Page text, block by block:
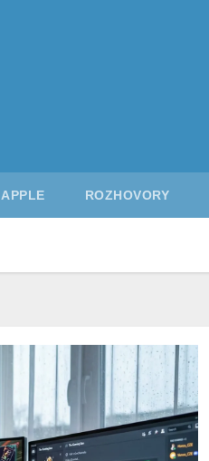
APPLE ROZHOVORY